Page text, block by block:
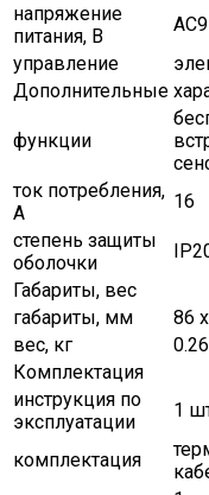
напряжение
питания, В
управление
Дополнительные
функции
ток потребления,
А
16
степень защиты
оболочки
Габариты, вес
габариты, мм
86
вес, кг
0.26
Комплектация
инструкция по
эксплуатации
1
комплектация